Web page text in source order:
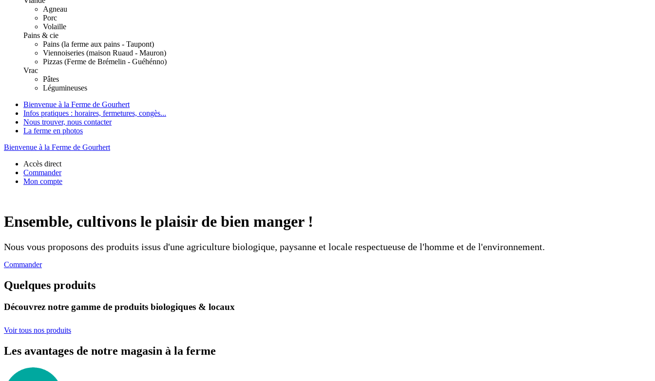
Agneau
Porc
Volaille
Pains & cie
Pains (la ferme aux pains - Taupont)
Viennoiseries (maison Ruaud - Mauron)
Pizzas (Ferme de Brémelin - Guéhénno)
Vrac
Pâtes
Légumineuses
Bienvenue à la Ferme de Gourhert
Infos pratiques : horaires, fermetures, congès...
Nous trouver, nous contacter
La ferme en photos
Bienvenue à la Ferme de Gourhert
Accès direct
Commander
Mon compte
Ensemble, cultivons le plaisir de bien manger !
Nous vous proposons des produits issus d'une agriculture biologique, paysanne et locale respectueuse de l'homme et de l'environnement.
Commander
Quelques produits
Découvrez notre gamme de produits biologiques & locaux
Voir tous nos produits
Les avantages de notre magasin à la ferme